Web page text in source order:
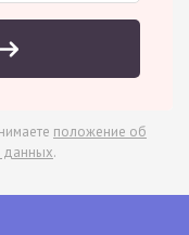
положение об
данных.